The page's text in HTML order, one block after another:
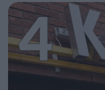
4